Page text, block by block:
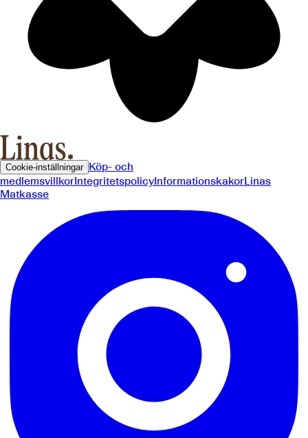
Cookie-inställningar Köp- och
medlemsvillkorIntegritetspolicyInformationskakorLinas
Matkasse